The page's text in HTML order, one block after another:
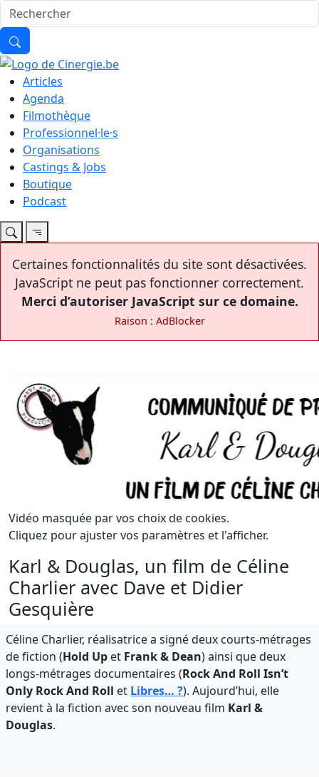
Articles
Agenda
Filmothèque
Professionnel·le·s
Organisations
Castings & Jobs
Boutique
Podcast
Certaines fonctionnalités du site sont désactivées.
JavaScript ne peut pas fonctionner correctement.
Merci d’autoriser JavaScript sur ce domaine.
Raison : AdBlocker
Vidéo masquée par vos choix de cookies.
Cliquez pour ajuster vos paramètres et l'afficher.
Karl & Douglas, un film de Céline
Charlier avec Dave et Didier
Gesquière
Céline Charlier, réalisatrice a signé deux courts-métrages
de fiction (Hold Up et Frank & Dean) ainsi que deux
longs-métrages documentaires (Rock And Roll Isn’t
Only Rock And Roll et Libres… ?). Aujourd’hui, elle
revient à la fiction avec son nouveau film Karl &
Douglas.